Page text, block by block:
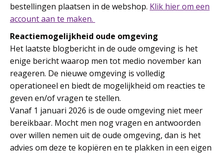
bestellingen plaatsen in de webshop. Klik hier om een
account aan te maken.
Reactiemogelijkheid oude omgeving
Het laatste blogbericht in de oude omgeving is het
enige bericht waarop men tot medio november kan
reageren. De nieuwe omgeving is volledig
operationeel en biedt de mogelijkheid om reacties te
geven en/of vragen te stellen.
Vanaf 1 januari 2026 is de oude omgeving niet meer
bereikbaar. Mocht men nog vragen en antwoorden
over willen nemen uit de oude omgeving, dan is het
advies om deze te kopiëren en te plakken in een eigen